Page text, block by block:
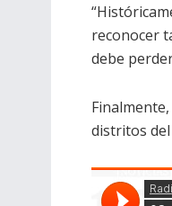
reconocer
debe
distritos